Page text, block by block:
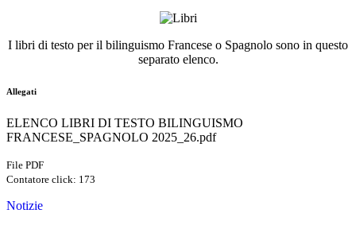
I libri di testo per il bilinguismo Francese o Spagnolo sono in questo
separato elenco.
Allegati
ELENCO LIBRI DI TESTO BILINGUISMO
FRANCESE_SPAGNOLO 2025_26.pdf
File PDF
Contatore click: 173
Notizie